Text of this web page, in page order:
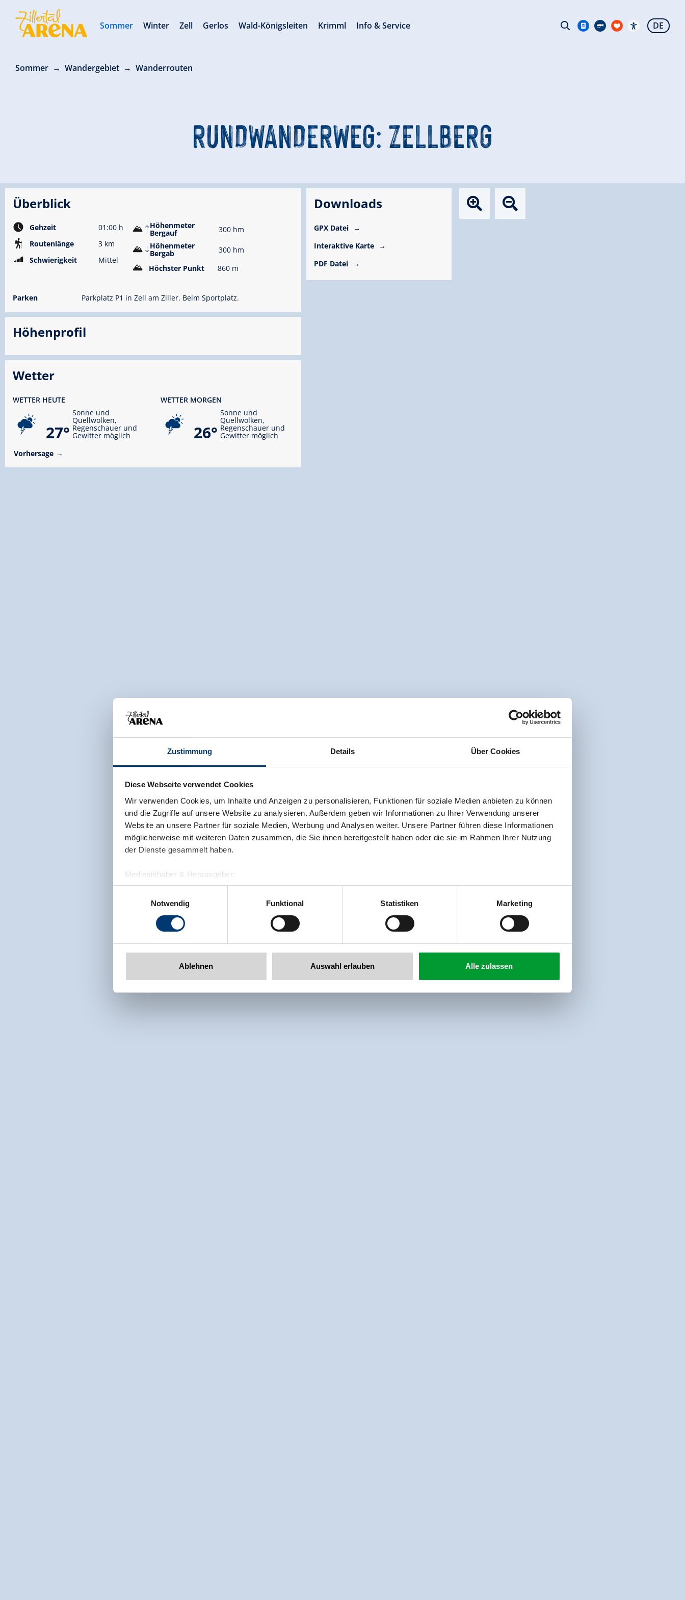
Zustimmung Details Über Cookies
Diese Webseite verwendet Cookies
Wir verwenden Cookies, um Inhalte und Anzeigen zu personalisieren, Funktionen für soziale Medien anbieten zu können
und die Zugriffe auf unsere Website zu analysieren. Außerdem geben wir Informationen zu Ihrer Verwendung unserer
Website an unsere Partner für soziale Medien, Werbung und Analysen weiter. Unsere Partner führen diese Informationen
möglicherweise mit weiteren Daten zusammen, die Sie ihnen bereitgestellt haben oder die sie im Rahmen Ihrer Nutzung
der Dienste gesammelt haben.
Medieninhaber & Herausgeber:
Zeller Bergbahnen Zillertal GmbH & Co KG
Rohr 23// A-6280 Zell am Ziller
www.zillertalarena.com
Notwendig
Funktional Statistiken Marketing
Ablehnen Auswahl erlauben Alle zulassen
Sommer Wandergebiet Wanderrouten
RUNDWANDERWEG: ZELLBERG
Überblick
Gehzeit
01:00 h
Routenlänge
3 km
Schwierigkeit
Mittel
Höhenmeter
Bergauf
300 hm
Höhenmeter
Bergab
300 hm
Höchster Punkt
860 m
Parken Parkplatz P1 in Zell am Ziller. Beim Sportplatz.
Höhenprofil
Wetter
WETTER HEUTE
27°
Sonne und
Quellwolken,
Regenschauer und
Gewitter möglich
WETTER MORGEN
26°
Sonne und
Quellwolken,
Regenschauer und
Gewitter möglich
Vorhersage
Downloads
GPX Datei
Interaktive Karte
PDF Datei
Sommer Winter Zell Gerlos Wald-Königsleiten Krimml Info & Service DE